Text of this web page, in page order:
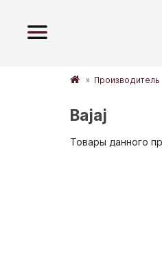
Производитель
Bajaj
Товары данного